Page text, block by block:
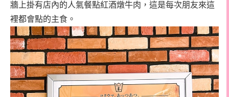
牆上掛有店內的人氣餐點紅酒燉牛肉，這是每次朋友來這
裡都會點的主食。